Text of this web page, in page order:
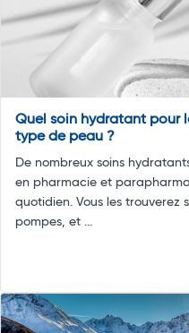
Quel soin hydratant pour
type de peau ?
De nombreux soins
en pharmacie et
quotidien. Vous les trouverez
pompes, et ...